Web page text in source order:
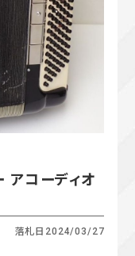
アコーディオ
落札日 2024/03/27